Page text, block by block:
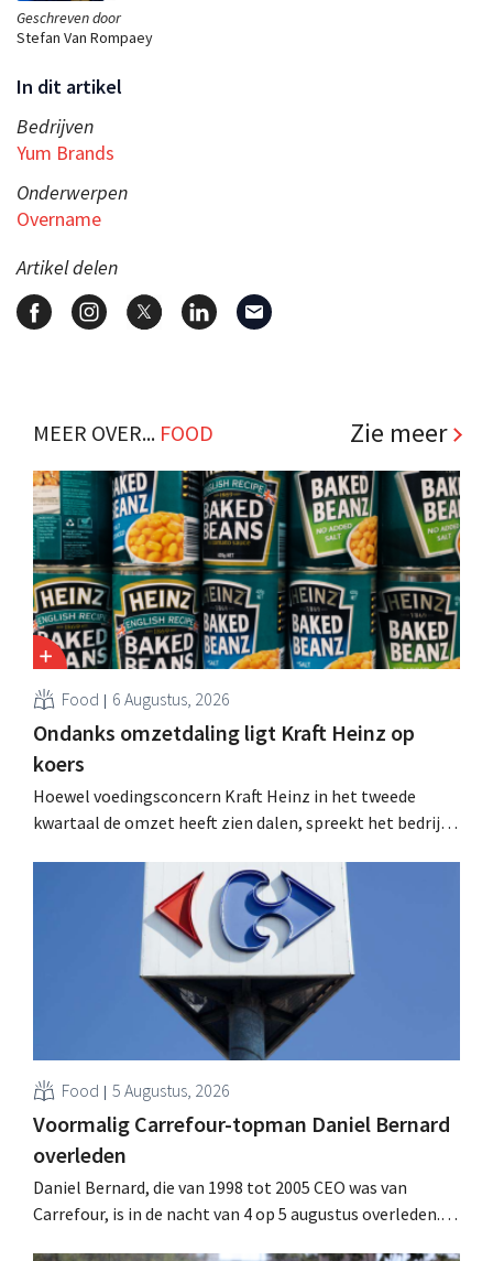
Geschreven door
Stefan Van Rompaey
In dit artikel
Bedrijven
Yum Brands
Onderwerpen
Overname
Artikel delen
MEER OVER... FOOD Zie meer
Food 6 Augustus, 2026
Ondanks omzetdaling ligt Kraft Heinz op
koers
Hoewel voedingsconcern Kraft Heinz in het tweede
kwartaal de omzet heeft zien dalen, spreekt het bedrijf
multinational verhoogt de investeringen en de
vooruitzichten.
Food 5 Augustus, 2026
Voormalig Carrefour-topman Daniel Bernard
overleden
Daniel Bernard, die van 1998 tot 2005 CEO was van
Carrefour, is in de nacht van 4 op 5 augustus overleden.